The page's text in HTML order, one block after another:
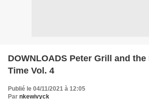
DOWNLOADS Peter Grill and
Time Vol. 4
Publié le 04/11/2021 à 12:05
Par nkewivyck